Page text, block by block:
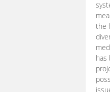
the
has